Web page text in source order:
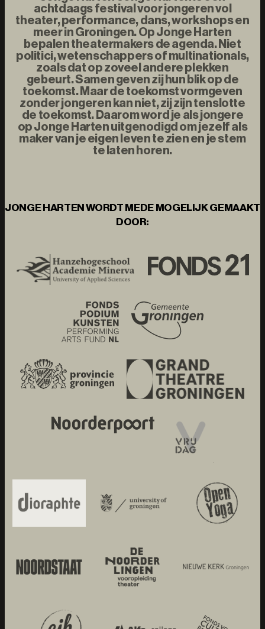
achtdaags festival voor jongeren vol
theater, performance, dans, workshops en
meer in Groningen. Op Jonge Harten
bepalen theatermakers de agenda. Niet
politici, wetenschappers of multinationals,
zoals dat op zoveel andere plekken
gebeurt. Samen geven zij hun blik op de
toekomst. Maar de toekomst vormgeven
zonder jongeren kan niet, zij zijn tenslotte
de toekomst. Daarom word je als jongere
op Jonge Harten uitgenodigd om jezelf als
maker van je eigen leven te zien en je stem
te laten horen.
JONGE HARTEN WORDT MEDE MOGELIJK GEMAAKT
DOOR: